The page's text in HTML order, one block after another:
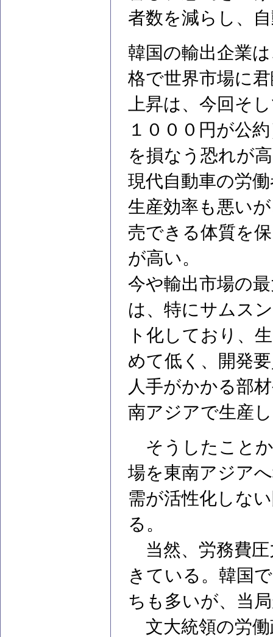
者数を減らし、
韓国の輸出企業
格で世界市場に
上昇は、今回そ
１０００円が公
を損なう恐れが
現代自動車の労
生産効率も悪い
売できる体質を
が高い。
今や輸出市場の
は、特にサムス
ト化しており、
めて低く、開発
人手がかかる部
南アジアで生産
そうしたことか
場を東南アジア
需が活性化しな
る。
当然、労務費圧
きている。韓国
ちも多いが、当
文大統領の労働